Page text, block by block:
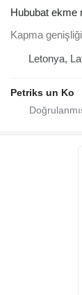
Hububat ekme
Kapma genişliği
Letonya,
Petriks un Ko